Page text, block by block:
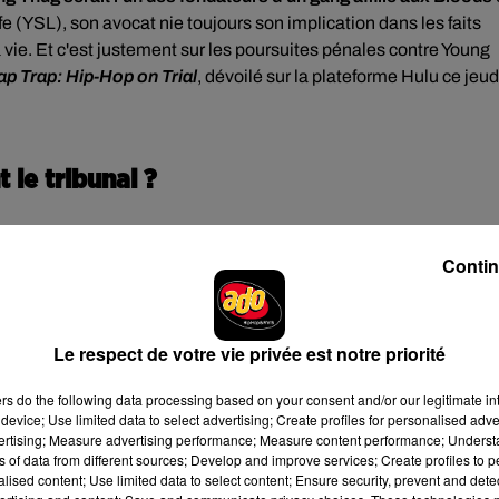
(YSL), son avocat nie toujours son implication dans les faits
Et c'est justement sur les poursuites pénales contre Young
Trap: Hip-Hop on Trial, dévoilé sur la plateforme Hulu ce
le tribunal ?
tentaculaire contre Young Thug, Gunna et leur gang
des paroles de rap comme preuves dans les poursuites
musique, tout comme les Noirs sont jugés différemment de
Killer Mike dans la bande-annonce du long-métrage.
cookies que vous avez exprimé. Si vous souhaitez l'afficher,
en cliquant sur le bouton ci-dessous.
Le respect de votre vie privée est notre priorité
do the following data processing based on your consent and/or our legitimate
Use limited data to select advertising; Create profiles for personalised
Measure advertising performance; Measure content performance;
of data from different sources; Develop and improve services; Create profiles to
content; Use limited data to select content; Ensure security, prevent and